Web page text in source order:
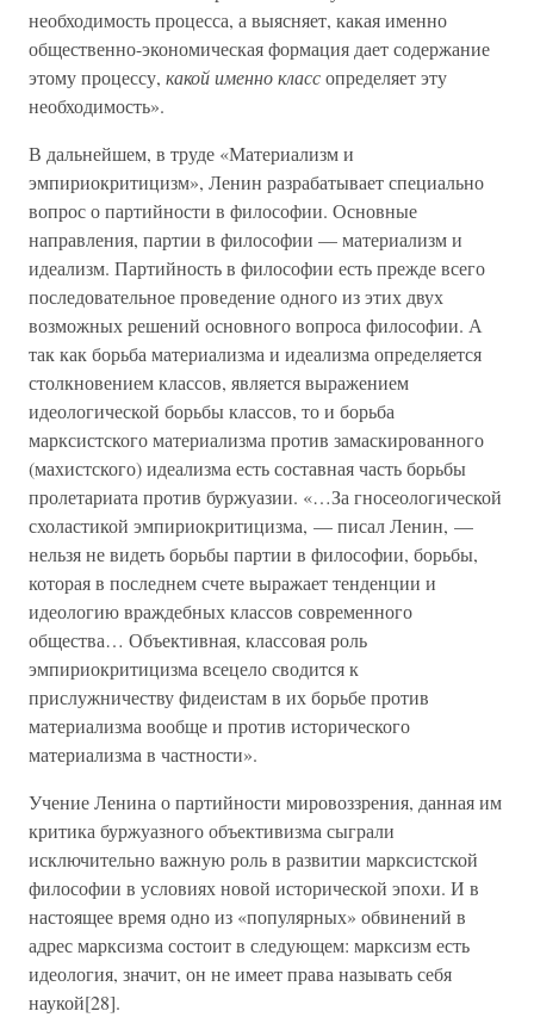
необходимость процесса, а выясняет, какая именно
общественно-экономическая формация дает содержание
этому процессу, какой именно классопределяет эту
необходимость».
В дальнейшем, в труде «Материализм и
эмпириокритицизм», Ленин разрабатывает специально
вопрос о партийности в философии. Основные
направления, партии в философии — материализм и
идеализм. Партийность в философии есть прежде всего
последовательное проведение одного из этих двух
возможных решений основного вопроса философии. А
так как борьба материализма и идеализма определяется
столкновением классов, является выражением
идеологической борьбы классов, то и борьба
марксистского материализма против замаскированного
(махистского) идеализма есть составная часть борьбы
пролетариата против буржуазии. «…За гносеологической
схоластикой эмпириокритицизма, — писал Ленин, —
нельзя не видеть борьбы партии в философии, борьбы,
которая в последнем счете выражает тенденции и
идеологию враждебных классов современного
общества… Объективная, классовая роль
эмпириокритицизма всецело сводится к
прислужничеству фидеистам в их борьбе против
материализма вообще и против исторического
материализма в частности».
Учение Ленина о партийности мировоззрения, данная им
критика буржуазного объективизма сыграли
исключительно важную роль в развитии марксистской
философии в условиях новой исторической эпохи. И в
настоящее время одно из «популярных» обвинений в
адрес марксизма состоит в следующем: марксизм есть
идеология, значит, он не имеет права называть себя
наукой[28].